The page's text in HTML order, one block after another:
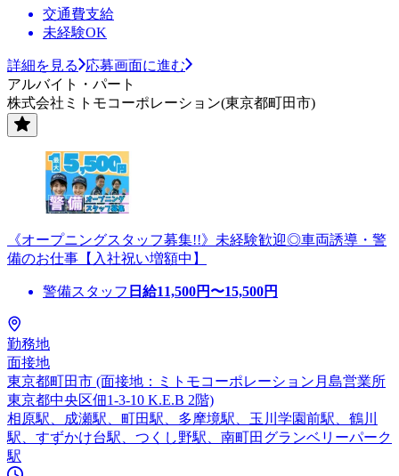
交通費支給
未経験OK
詳細を見る
応募画面に進む
アルバイト・パート
株式会社ミトモコーポレーション(東京都町田市)
《オープニングスタッフ募集!!》未経験歓迎◎車両誘導・警
備のお仕事【入社祝い増額中】
警備スタッフ 日給11,500円〜15,500円
勤務地
面接地
東京都町田市 (面接地：ミトモコーポレーション月島営業所
東京都中央区佃1-3-10 K.E.B 2階)
相原駅、成瀬駅、町田駅、多摩境駅、玉川学園前駅、鶴川
駅、すずかけ台駅、つくし野駅、南町田グランベリーパーク
駅